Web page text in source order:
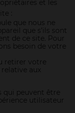
et les
:
que nous ne
que s’ils sont
de ce site. Pour
besoin de votre
retirer votre
aux
qui peuvent être
utilisateur